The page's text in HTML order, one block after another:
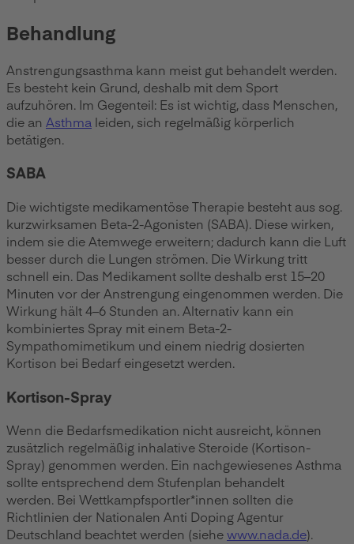
Behandlung
Anstrengungsasthma kann meist gut behandelt werden.
Es besteht kein Grund, deshalb mit dem Sport
aufzuhören. Im Gegenteil: Es ist wichtig, dass Menschen,
die an Asthma leiden, sich regelmäßig körperlich
betätigen.
SABA
Die wichtigste medikamentöse Therapie besteht aus sog.
kurzwirksamen Beta-2-Agonisten (SABA). Diese wirken,
indem sie die Atemwege erweitern; dadurch kann die Luft
besser durch die Lungen strömen. Die Wirkung tritt
schnell ein. Das Medikament sollte deshalb erst 15–20
Minuten vor der Anstrengung eingenommen werden. Die
Wirkung hält 4–6 Stunden an. Alternativ kann ein
kombiniertes Spray mit einem Beta-2-
Sympathomimetikum und einem niedrig dosierten
Kortison bei Bedarf eingesetzt werden.
Kortison-Spray
Wenn die Bedarfsmedikation nicht ausreicht, können
zusätzlich regelmäßig inhalative Steroide (Kortison-
Spray) genommen werden. Ein nachgewiesenes Asthma
sollte entsprechend dem Stufenplan behandelt
werden. Bei Wettkampfsportler*innen sollten die
Richtlinien der Nationalen Anti Doping Agentur
Deutschland beachtet werden (siehewww.nada.de).